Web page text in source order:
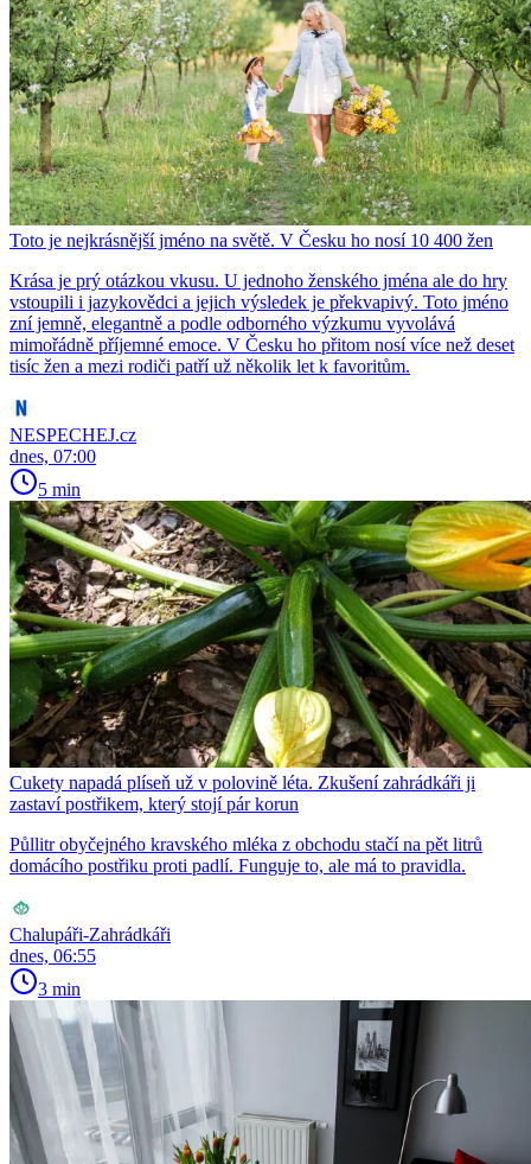
Toto je nejkrásnější jméno na světě. V Česku ho nosí 10 400 žen
Krása je prý otázkou vkusu. U jednoho ženského jména ale do hry
vstoupili i jazykovědci a jejich výsledek je překvapivý. Toto jméno
zní jemně, elegantně a podle odborného výzkumu vyvolává
mimořádně příjemné emoce. V Česku ho přitom nosí více než deset
tisíc žen a mezi rodiči patří už několik let k favoritům.
NESPECHEJ.cz
dnes, 07:00
5 min
Cukety napadá plíseň už v polovině léta. Zkušení zahrádkáři ji
zastaví postřikem, který stojí pár korun
Půllitr obyčejného kravského mléka z obchodu stačí na pět litrů
domácího postřiku proti padlí. Funguje to, ale má to pravidla.
Chalupáři-Zahrádkáři
dnes, 06:55
3 min